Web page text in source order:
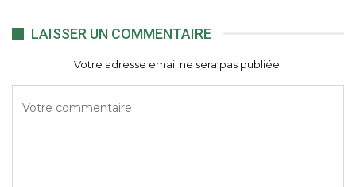
LAISSER UN COMMENTAIRE
Votre adresse email ne sera pas publiée.